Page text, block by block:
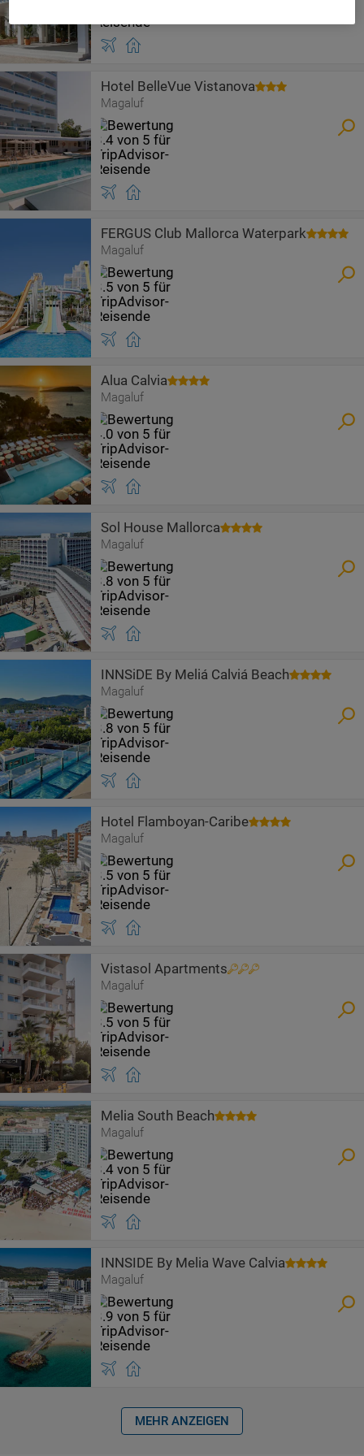
Hotel BelleVue Vistanova
Magaluf
FERGUS Club Mallorca Waterpark
Magaluf
Alua Calvia
Magaluf
Sol House Mallorca
Magaluf
INNSiDE By Meliá Calviá Beach
Magaluf
Hotel Flamboyan-Caribe
Magaluf
Vistasol Apartments
Magaluf
Melia South Beach
Magaluf
INNSIDE By Melia Wave Calvia
Magaluf
MEHR ANZEIGEN